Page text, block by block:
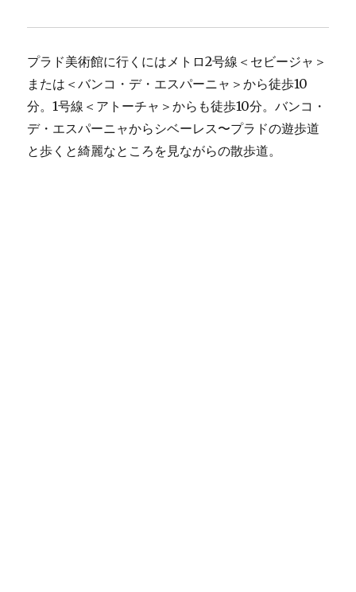
プラド美術館に行くにはメトロ2号線＜セビージャ＞
または＜バンコ・デ・エスパーニャ＞から徒歩10
分。1号線＜アトーチャ＞からも徒歩10分。バンコ・
デ・エスパーニャからシベーレス〜プラドの遊歩道
と歩くと綺麗なところを見ながらの散歩道。